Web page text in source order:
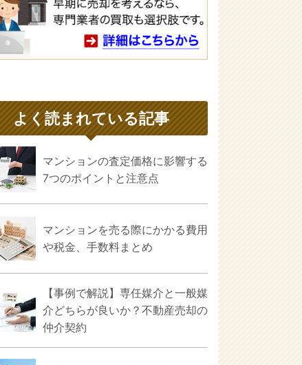
よく読まれている記事
マンションの査定価格に影響する
7つのポイントと注意点
マンションを売る際にかかる費用
や税金、手数料まとめ
【事例で解説】専任媒介と一般媒
介どちらが良いか？不動産売却の
仲介契約